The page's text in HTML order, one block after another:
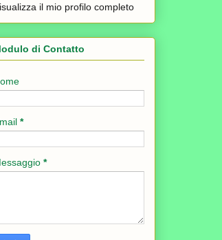
il mio profilo completo
di Contatto
*
*